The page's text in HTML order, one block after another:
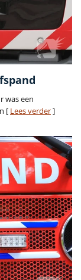
was een
[ Lees verder]